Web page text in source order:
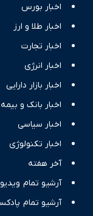
اخبار بورس
اخبار طلا و ارز
اخبار تجارت
اخبار انرژی
اخبار بازار دارایی
اخبار بانک و بیمه
اخبار سیاسی
اخبار تکنولوژی
آخر هفته
آرشیو تمام
آرشیو تمام